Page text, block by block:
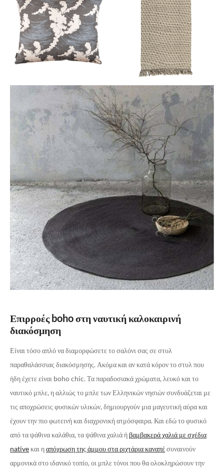
Επιρροές boho στη ναυτική καλοκαιρινή
διακόσμηση
Είναι τόσο απλό να διαμορφώσετε το σαλόνι σας σε στυλ
παραθαλάσσιας διακόσμησης. Ακόμα και αν κατά κόρον το στυλ που
ήδη έχετε είναι boho chic. Τα παραδοσιακά χρώματα, λευκό και το
ναυτικό μπλε, η αλλιώς το μπλε των Ελληνικών νησιών συνδυάζεται με
τις αποχρώσεις φυσικών υλικών, δημιουργούν μια μαγευτική αύρα και
έχουν την πιο φωτεινή και διαχρονική ατμόσφαιρα. Και εδώ το φυσικό
από τα ψάθινα καλάθια, τα ψάθινα χαλιά ή βαμβακερά χαλιά με σχέδια
nativeκαι ηαπόχρωση της άμμου στα ριχτάρια καναπέσυναινούν
αρμονικά στο ιδανικό τοπίο, οι μπλε τόνοι που θα ολοκληρώσουν την